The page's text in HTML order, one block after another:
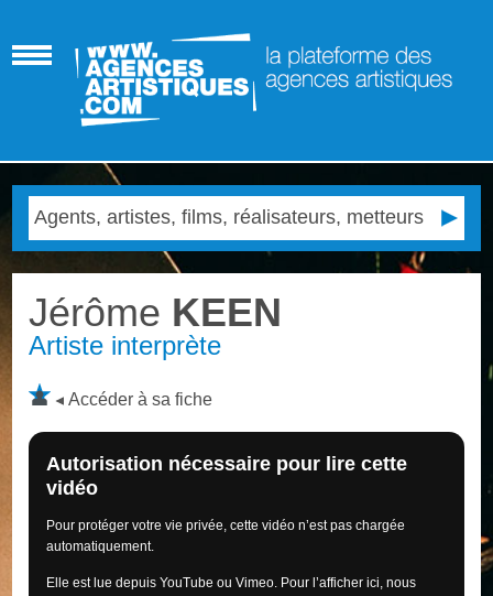
Jérôme KEEN
Artiste interprète
Accéder à sa fiche
Autorisation nécessaire pour lire cette
vidéo
Pour protéger votre vie privée, cette vidéo n’est pas chargée
automatiquement.
Elle est lue depuis YouTube ou Vimeo. Pour l’afficher ici, nous